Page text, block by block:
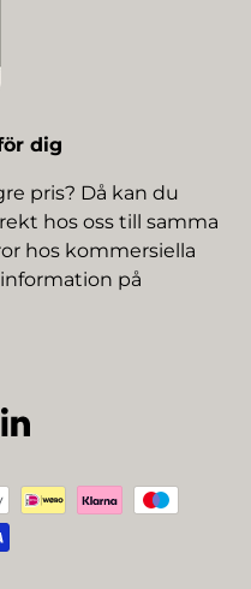
dig
pris? Då kan du
hos oss till samma
hos kommersiella
på
LinkedIn